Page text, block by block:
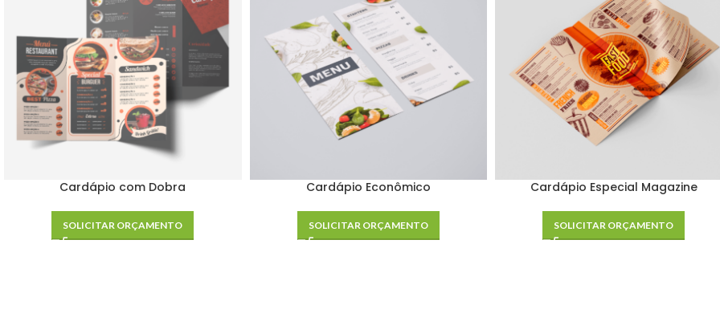
Cardápio com Dobra
SOLICITAR ORÇAMENTO
Cardápio Econômico
SOLICITAR ORÇAMENTO
Cardápio Especial Magazine
SOLICITAR ORÇAMENTO